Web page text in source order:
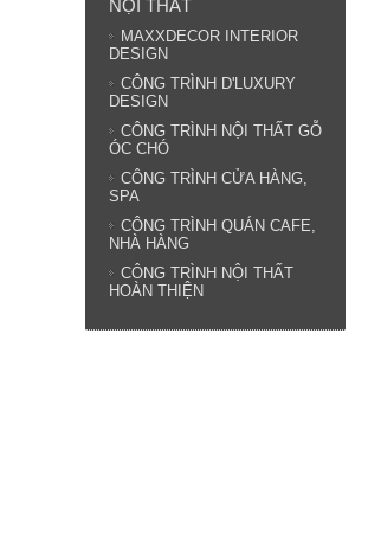
NỘI THẤT
MAXXDECOR INTERIOR
DESIGN
CÔNG TRÌNH D'LUXURY
DESIGN
CÔNG TRÌNH NỘI THẤT GỖ
ÓC CHÓ
CÔNG TRÌNH CỬA HÀNG,
SPA
CÔNG TRÌNH QUÁN CAFE,
NHÀ HÀNG
CÔNG TRÌNH NỘI THẤT
HOÀN THIỆN